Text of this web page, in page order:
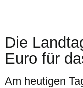
Die
Euro für
Am heutigen